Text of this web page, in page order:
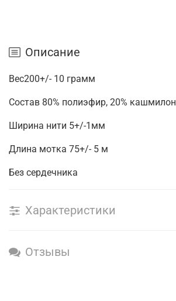
Описание
Вес200+/- 10 грамм
Состав 80% полиэфир, 20% кашмилон
Ширина нити 5+/-1мм
Длина мотка 75+/- 5 м
Без сердечника
Характеристики
Отзывы